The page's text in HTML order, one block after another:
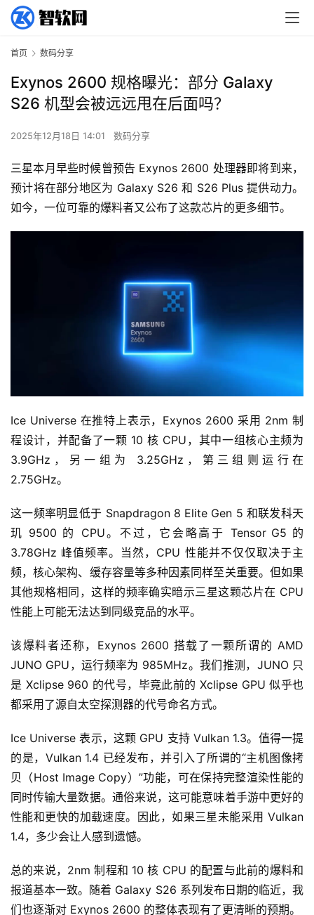
首页 数码分享
Exynos 2600 规格曝光：部分 Galaxy
S26 机型会被远远甩在后面吗？
2025年12月18日 14:01 数码分享
三星本月早些时候曾预告 Exynos 2600 处理器即将到来，
预计将在部分地区为 Galaxy S26 和 S26 Plus 提供动力。
如今，一位可靠的爆料者又公布了这款芯片的更多细节。
Ice Universe 在推特上表示，Exynos 2600 采用 2nm 制
程设计，并配备了一颗 10 核 CPU，其中一组核心主频为
3.9GHz，另一组为 3.25GHz，第三组则运行在
2.75GHz。
这一频率明显低于 Snapdragon 8 Elite Gen 5 和联发科天
玑 9500 的 CPU。不过，它会略高于 Tensor G5 的
3.78GHz 峰值频率。当然，CPU 性能并不仅仅取决于主
频，核心架构、缓存容量等多种因素同样至关重要。但如果
其他规格相同，这样的频率确实暗示三星这颗芯片在 CPU
性能上可能无法达到同级竞品的水平。
该爆料者还称，Exynos 2600 搭载了一颗所谓的 AMD
JUNO GPU，运行频率为 985MHz。我们推测，JUNO 只
是 Xclipse 960 的代号，毕竟此前的 Xclipse GPU 似乎也
都采用了源自太空探测器的代号命名方式。
Ice Universe 表示，这颗 GPU 支持 Vulkan 1.3。值得一提
的是，Vulkan 1.4 已经发布，并引入了所谓的“主机图像拷
贝（Host Image Copy）”功能，可在保持完整渲染性能的
同时传输大量数据。通俗来说，这可能意味着手游中更好的
性能和更快的加载速度。因此，如果三星未能采用 Vulkan
1.4，多少会让人感到遗憾。
总的来说，2nm 制程和 10 核 CPU 的配置与此前的爆料和
报道基本一致。随着 Galaxy S26 系列发布日期的临近，我
们也逐渐对 Exynos 2600 的整体表现有了更清晰的预期。